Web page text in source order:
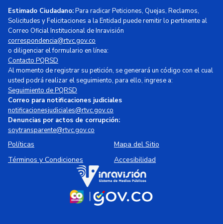
Estimado Ciudadano:Para radicar Peticiones, Quejas, Reclamos,
Solicitudes y Felicitaciones a la Entidad puede remitir lo pertinente al
Correo Oficial Institucional de Inravisión
correspondencia@rtvc.gov.co
o diligenciar el formulario en línea:
Contacto PQRSD
Al momento de registrar su petición, se generará un código con el cual
usted podrá realizar el seguimiento, para ello, ingrese a:
Seguimiento de PQRSD
Correo para notificaciones judiciales
notificacionesjudiciales@rtvc.gov.co
Denuncias por actos de corrupción:
soytransparente@rtvc.gov.co
Políticas
Mapa del Sitio
Términos y Condiciones
Accesibilidad